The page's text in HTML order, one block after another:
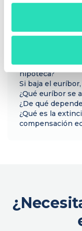
PREGUNTAS
¿Cómo funciona
¿Se puede tener
¿Se puede
hipoteca?
Si baja el
¿Qué euríbor se
¿De qué
¿Qué es la
compensación